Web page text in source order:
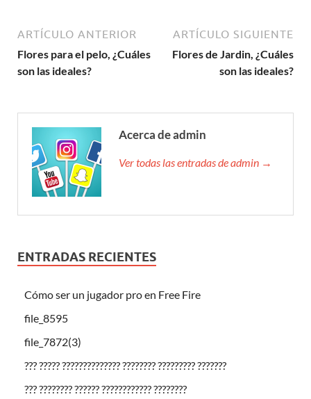
ARTÍCULO ANTERIOR
Flores para el pelo, ¿Cuáles
son las ideales?
ARTÍCULO SIGUIENTE
Flores de Jardin, ¿Cuáles
son las ideales?
Acerca de admin
Ver todas las entradas de admin →
ENTRADAS RECIENTES
Cómo ser un jugador pro en Free Fire
file_8595
file_7872(3)
??? ????? ?????????????? ???????? ????????? ???????
??? ???????? ?????? ???????????? ????????